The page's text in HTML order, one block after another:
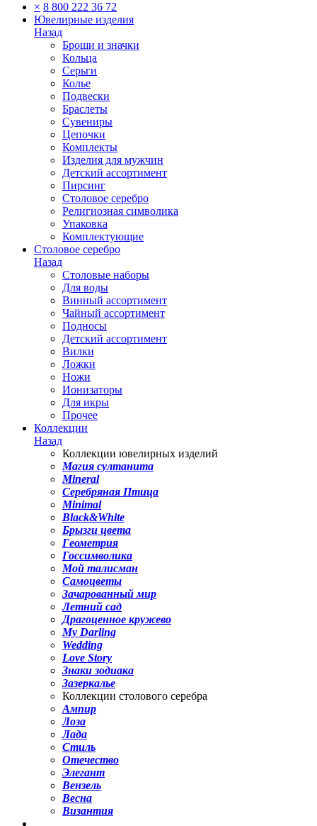
× 8 800 222 36 72
Ювелирные изделия
Назад
Броши и значки
Кольца
Серьги
Колье
Подвески
Браслеты
Сувениры
Цепочки
Комплекты
Изделия для мужчин
Детский ассортимент
Пирсинг
Столовое серебро
Религиозная символика
Упаковка
Комплектующие
Столовое серебро
Назад
Столовые наборы
Для воды
Винный ассортимент
Чайный ассортимент
Подносы
Детский ассортимент
Вилки
Ложки
Ножи
Ионизаторы
Для икры
Прочее
Коллекции
Назад
Коллекции ювелирных изделий
Магия султанита
Mineral
Серебряная Птица
Minimal
Black&White
Брызги цвета
Геометрия
Госсимволика
Мой талисман
Самоцветы
Зачарованный мир
Летний сад
Драгоценное кружево
My Darling
Wedding
Love Story
Знаки зодиака
Зазеркалье
Коллекции столового серебра
Ампир
Лоза
Лада
Стиль
Отечество
Элегант
Вензель
Весна
Византия